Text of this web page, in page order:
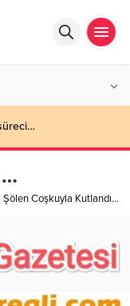
Şölen Coşkuyla Kutlandı…